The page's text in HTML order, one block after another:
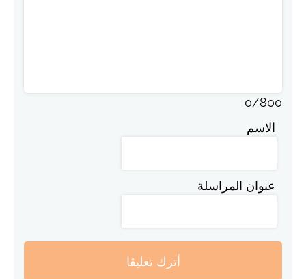
0/800
الاسم
عنوان المراسلة
أترك تعليقا